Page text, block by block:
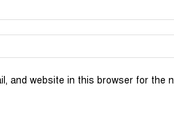
and website in this browser for the